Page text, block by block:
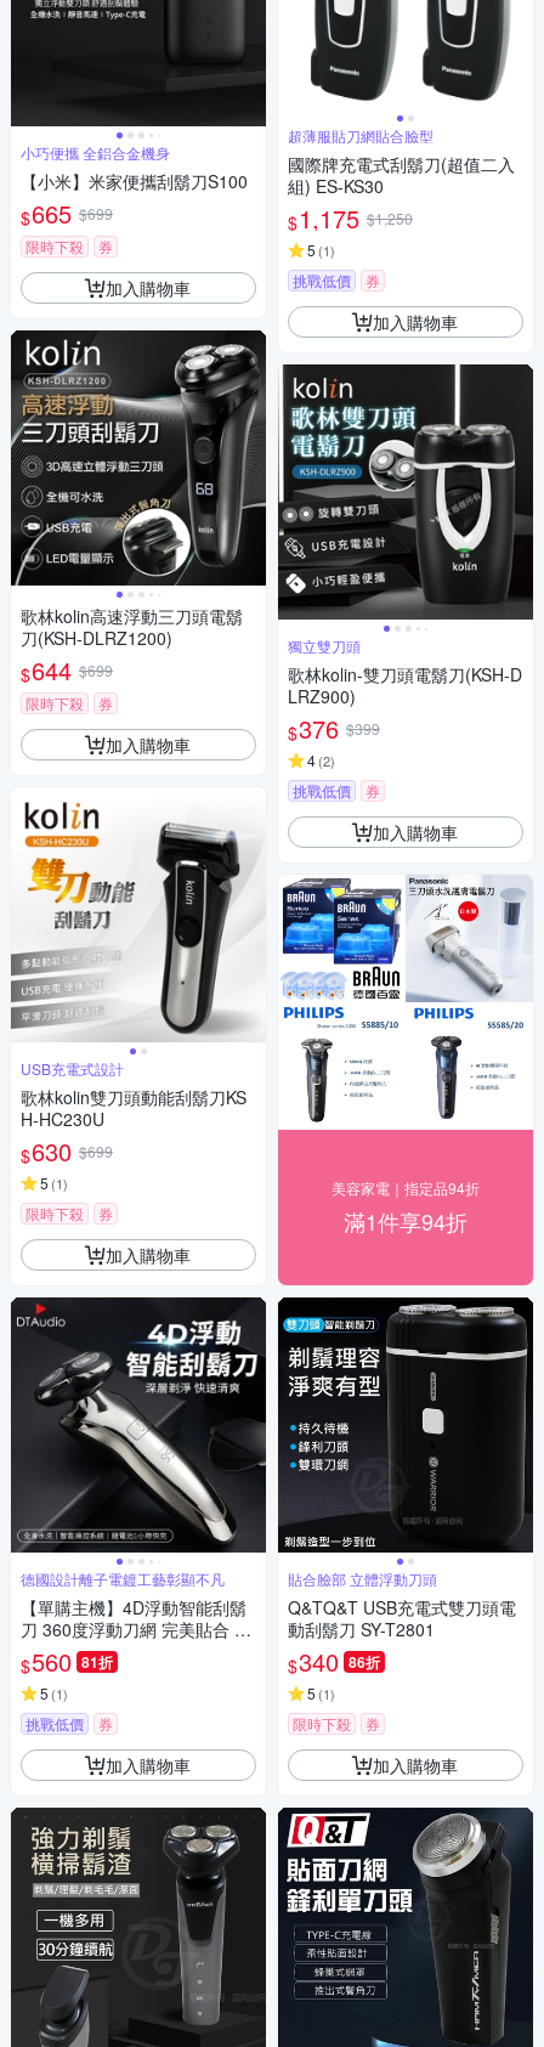
小巧便攜 全鋁合金機身
【小米】米家便攜刮鬍刀S100
$665 $699
限時下殺
券
加入購物車
歌林kolin高速浮動三刀頭電鬍
刀(KSH-DLRZ1200)
$644 $699
限時下殺
券
加入購物車
USB充電式設計
歌林kolin雙刀頭動能刮鬍刀KS
H-HC230U
$630 $699
5 (1)
限時下殺 券
加入購物車
德國設計離子電鍍工藝彰顯不凡
【單購主機】4D浮動智能刮鬍
刀 360度浮動刀網 完美貼合 清
除死角
$560 81折
5 (1)
挑戰低價 券
加入購物車
超薄服貼刀網貼合臉型
國際牌充電式刮鬍刀(超值二入
組) ES-KS30
$1,175 $1,250
5 (1)
挑戰低價 券
加入購物車
獨立雙刀頭
歌林kolin-雙刀頭電鬍刀(KSH-D
LRZ900)
$376 $399
4(2)
挑戰低價 券
加入購物車
美容家電｜指定品94折
滿1件享94折
貼合臉部 立體浮動刀頭
Q&TQ&T USB充電式雙刀頭電
動刮鬍刀 SY-T2801
$340 86折
5 (1)
限時下殺 券
加入購物車